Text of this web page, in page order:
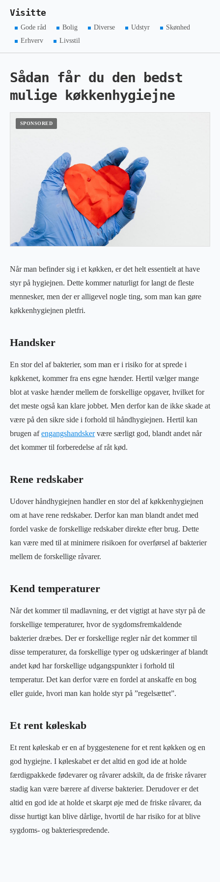
Visitte
Gode råd Bolig Diverse Udstyr
Skønhed
Erhverv
Livsstil
Sådan får du den bedst
mulige køkkenhygiejne
Når man befinder sig i et køkken, er det helt essentielt at have
styr på hygiejnen. Dette kommer naturligt for langt de fleste
mennesker, men der er alligevel nogle ting, som man kan gøre
køkkenhygiejnen pletfri.
Handsker
En stor del af bakterier, som man er i risiko for at sprede i
køkkenet, kommer fra ens egne hænder. Hertil vælger mange
blot at vaske hænder mellem de forskellige opgaver, hvilket for
det meste også kan klare jobbet. Men derfor kan de ikke skade at
være på den sikre side i forhold til håndhygiejnen. Hertil kan
brugen afengangshandskervære særligt god, blandt andet når
det kommer til forberedelse af råt kød.
Rene redskaber
Udover håndhygiejnen handler en stor del af køkkenhygiejnen
om at have rene redskaber. Derfor kan man blandt andet med
fordel vaske de forskellige redskaber direkte efter brug. Dette
kan være med til at minimere risikoen for overførsel af bakterier
mellem de forskellige råvarer.
Kend temperaturer
Når det kommer til madlavning, er det vigtigt at have styr på de
forskellige temperaturer, hvor de sygdomsfremkaldende
bakterier dræbes. Der er forskellige regler når det kommer til
disse temperaturer, da forskellige typer og udskæringer af blandt
andet kød har forskellige udgangspunkter i forhold til
temperatur. Det kan derfor være en fordel at anskaffe en bog
eller guide, hvori man kan holde styr på ”regelsættet”.
Et rent køleskab
Et rent køleskab er en af byggestenene for et rent køkken og en
god hygiejne. I køleskabet er det altid en god ide at holde
færdigpakkede fødevarer og råvarer adskilt, da de friske råvarer
stadig kan være bærere af diverse bakterier. Derudover er det
altid en god ide at holde et skarpt øje med de friske råvarer, da
disse hurtigt kan blive dårlige, hvortil de har risiko for at blive
sygdoms- og bakteriespredende.